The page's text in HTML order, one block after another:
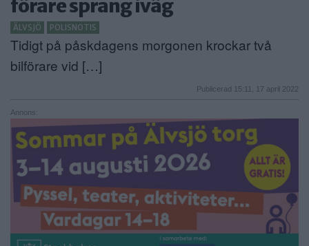
förare sprang iväg
ÄLVSJÖ POLISNOTIS
Tidigt på påskdagens morgonen krockar två
bilförare vid […]
Publicerad 15:11, 17 april 2022
Annons: